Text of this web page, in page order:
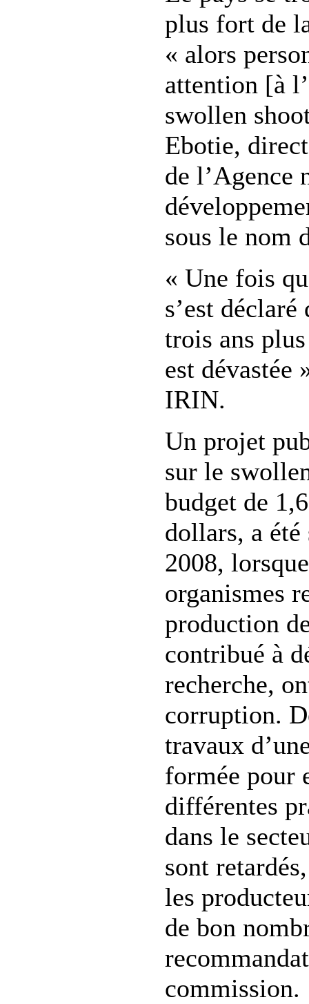
plus fort de
« alors
attention [à
swollen
Ebotie,
de l’Agence
sous le nom
« Une fois
s’est
trois ans
est dévastée
IRIN.
Un projet
sur le
budget de
dollars, a
2008,
organismes
production
contribué à
recherche,
corruption.
travaux
formée pour
différentes
dans le
sont
les
de bon
commission.